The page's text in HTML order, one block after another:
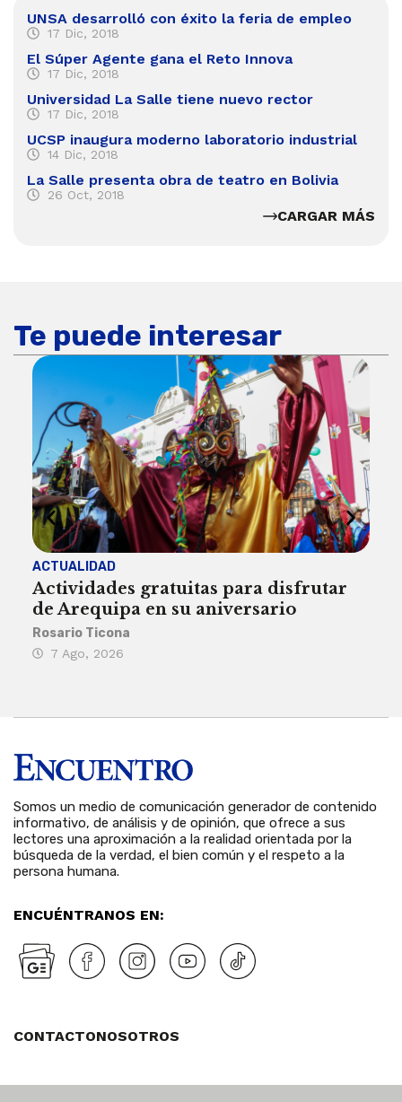
UNSA desarrolló con éxito la feria de empleo
17 Dic, 2018
El Súper Agente gana el Reto Innova
17 Dic, 2018
Universidad La Salle tiene nuevo rector
17 Dic, 2018
UCSP inaugura moderno laboratorio industrial
14 Dic, 2018
La Salle presenta obra de teatro en Bolivia
26 Oct, 2018
CARGAR MÁS
Te puede interesar
ACTUALIDAD
Actividades gratuitas para disfrutar
de Arequipa en su aniversario
Rosario Ticona
7 Ago, 2026
Somos un medio de comunicación generador de contenido
informativo, de análisis y de opinión, que ofrece a sus
lectores una aproximación a la realidad orientada por la
búsqueda de la verdad, el bien común y el respeto a la
persona humana.
ENCUÉNTRANOS EN:
CONTACTONOSOTROS